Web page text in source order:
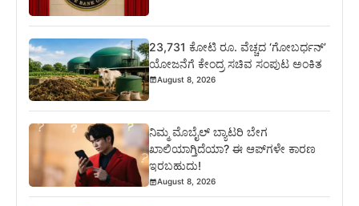
23,731 ಕೋಟಿ ರೂ. ವೆಚ್ಚದ ‘ಗೋಬರ್ಧನ್’
ಯೋಜನೆಗೆ ಕೇಂದ್ರ ಸಚಿವ ಸಂಪುಟ ಅಂಕಿತ
August 8, 2026
ನಿಮ್ಮ ಮೊಬೈಲ್ ಬ್ಯಾಟರಿ ಬೇಗ
ಖಾಲಿಯಾಗ್ತಿದೆಯಾ? ಈ ಆಪ್‌ಗಳೇ ಕಾರಣ
ಇರಬಹುದು!
August 8, 2026